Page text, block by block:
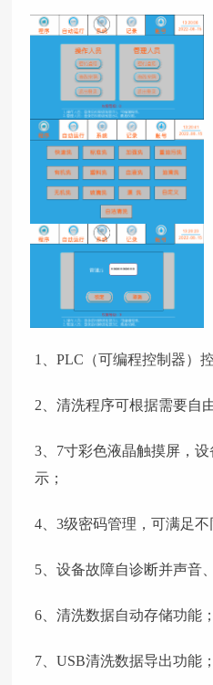
1、 PLC（可编程控制器）
2、 清洗程序可根据需要自
3、 7寸彩色液晶触摸屏，
示；
4、 3级密码管理，可满足不
5、 设备故障自诊断并声音
6、 清洗数据自动存储功能；
7、 USB清洗数据导出功能；